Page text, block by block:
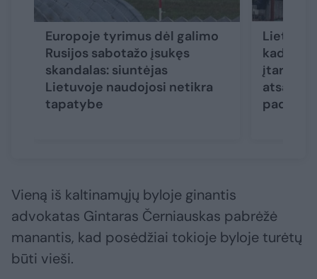
Europoje tyrimus dėl galimo
Rusijos sabotažo įsukęs
skandalas: siuntėjas
Lietuvoje naudojosi netikra
tapatybe
kad
įtariamų
Vieną iš kaltinamųjų byloje ginantis
advokatas Gintaras Černiauskas pabrėžė
manantis, kad posėdžiai tokioje byloje turėtų
būti vieši.